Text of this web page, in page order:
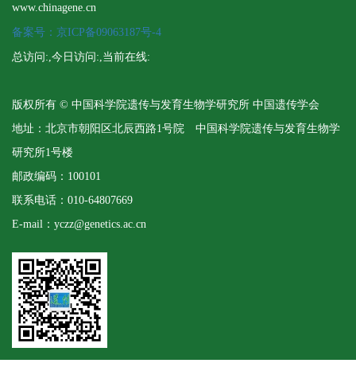
www.chinagene.cn
备案号：京ICP备09063187号-4
总访问: ,今日访问: ,当前在线:
版权所有 © 中国科学院遗传与发育生物学研究所 中国遗传学会
地址：北京市朝阳区北辰西路1号院 中国科学院遗传与发育生物学
研究所1号楼
邮政编码：100101
联系电话：010-64807669
E-mail：yczz@genetics.ac.cn